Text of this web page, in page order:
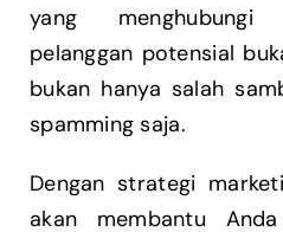
yang
pelanggan potensial
bukan hanya salah
spamming saja.
Dengan strategi
akan membantu